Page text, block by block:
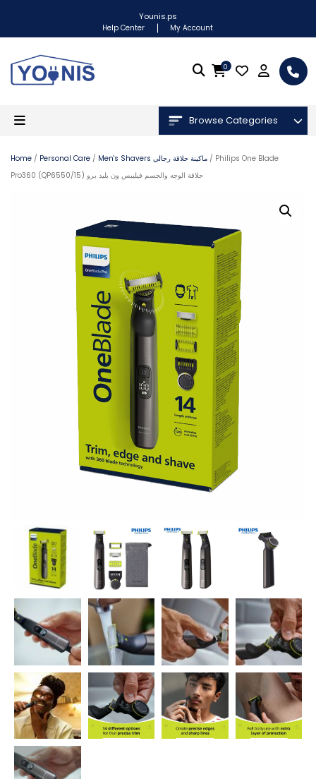
Younis.ps
Help Center My Account
0
Browse Categories
Home / Personal Care / Men's Shavers ماكينة حلاقة رجالي / Philips One Blade
Pro360 (QP6550/15) حلاقة الوجه والجسم فيليبس ون بليد برو